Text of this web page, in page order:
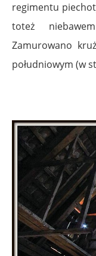
regimentu
toteż
Zamurowano
południowym (w